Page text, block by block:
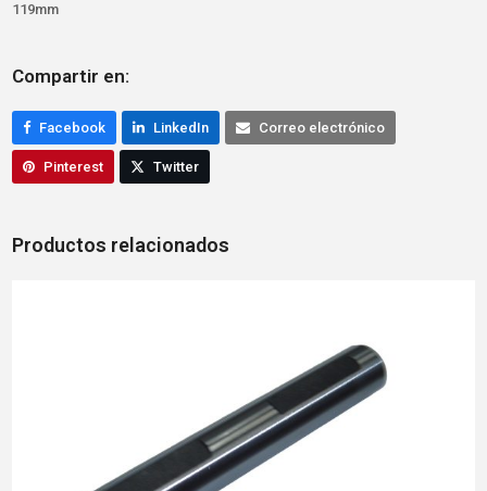
119mm
Compartir en:
Facebook LinkedIn Correo electrónico
Pinterest Twitter
Productos relacionados